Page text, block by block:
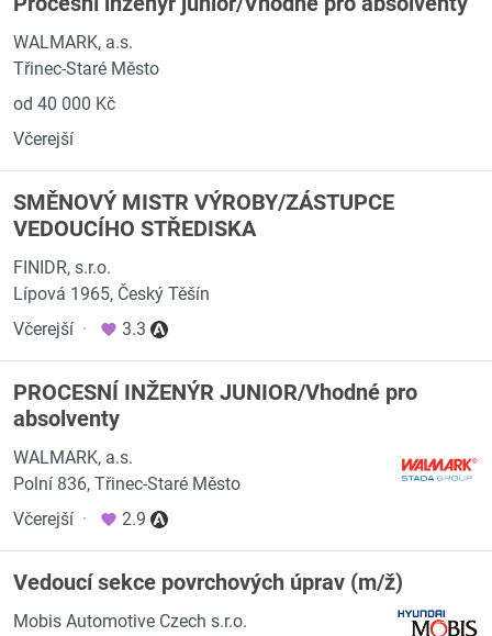
WALMARK, a.s.
Třinec-Staré Město
od 40 000 Kč
Včerejší
SMĚNOVÝ MISTR VÝROBY/ZÁSTUPCE
VEDOUCÍHO STŘEDISKA
FINIDR, s.r.o.
Lípová 1965, Český Těšín
Včerejší · 3.3
PROCESNÍ INŽENÝR JUNIOR/Vhodné pro
absolventy
WALMARK, a.s.
Polní 836, Třinec-Staré Město
Včerejší · 2.9
Vedoucí sekce povrchových úprav (m/ž)
Mobis Automotive Czech s.r.o.